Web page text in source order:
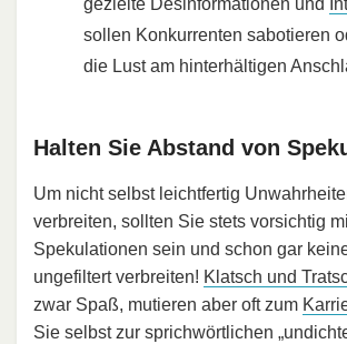
gezielte Desinformationen und
sollen Konkurrenten sabotieren
die Lust am hinterhältigen
Halten Sie Abstand von
Um nicht selbst leichtfertig
verbreiten, sollten Sie stets vorsichtig
Spekulationen sein und schon gar
ungefiltert verbreiten! Klatsch und
zwar Spaß, mutieren aber oft zum
Sie selbst zur sprichwörtlichen